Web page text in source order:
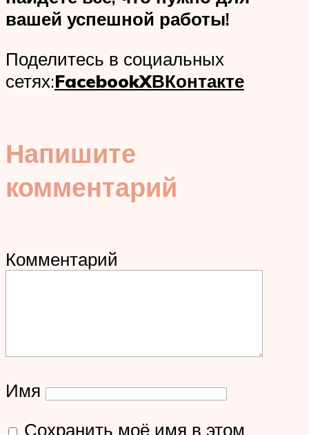
вашей успешной работы!
Поделитесь в социальных
сетях:FacebookXВКонтакте
Напишите
комментарий
Комментарий
Имя
Сохранить моё имя в этом